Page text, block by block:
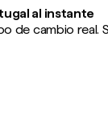
al instante
de cambio